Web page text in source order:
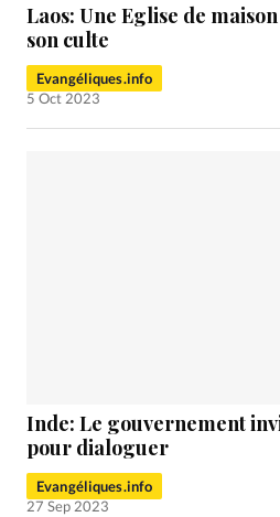
Laos: Une Eglise de
son culte
Evangéliques.info
5 Oct 2023
Inde: Le gouvernement
pour dialoguer
Evangéliques.info
27 Sep 2023